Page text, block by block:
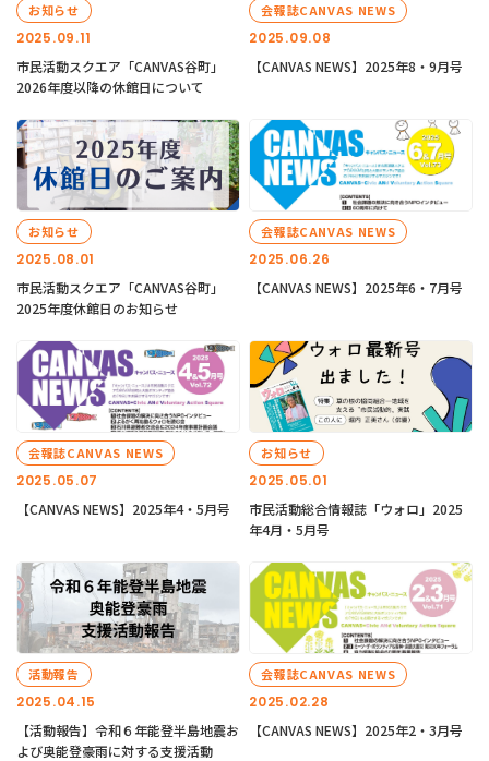
2025.09.11
お知らせ
市民活動スクエア「CANVAS谷町」
2026年度以降の休館日について
2025.09.08
会報誌CANVAS NEWS
【CANVAS NEWS】2025年8・9月号
2025.08.01
お知らせ
市民活動スクエア「CANVAS谷町」
2025年度休館日のお知らせ
2025.06.26
会報誌CANVAS NEWS
【CANVAS NEWS】2025年6・7月号
2025.05.07
会報誌CANVAS NEWS
【CANVAS NEWS】2025年4・5月号
2025.05.01
お知らせ
市民活動総合情報誌「ウォロ」2025
年4月・5月号
2025.04.15
活動報告
【活動報告】令和６年能登半島地震お
よび奥能登豪雨に対する支援活動
2025.02.28
会報誌CANVAS NEWS
【CANVAS NEWS】2025年2・3月号